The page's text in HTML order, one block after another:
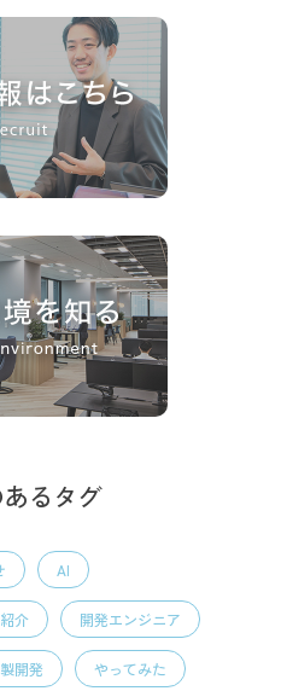
るタグ
AI
介 開発エンジニア
開発 やってみた